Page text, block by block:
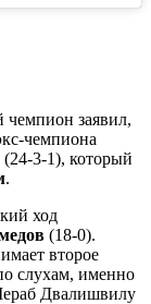
чемпион заявил,
чемпиона
(24-3-1), который
.
ход
(18-0).
второе
слухам, именно
Двалишвилу